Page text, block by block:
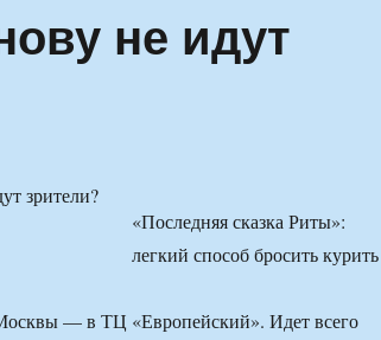
не идут
«Последняя сказка Риты»:
легкий способ бросить курить
— в ТЦ «Европейский». Идет всего